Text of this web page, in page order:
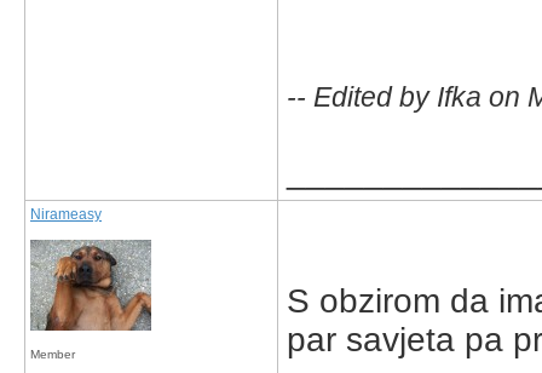
-- Edited by Ifka on
Nirameasy
Member
S obzirom da
par savjeta pa